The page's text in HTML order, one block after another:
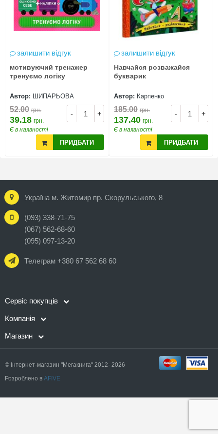
залишити відгук
мотивуючий тренажер
тренуємо логіку
Автор: ШИПАРЬОВА
- +
52.00 грн.
39.18 грн.
Є в наявності
ПРИДБАТИ
залишити відгук
Навчайся розважайся
букварик
Автор: Карпенко
- +
185.00 грн.
137.40 грн.
Є в наявності
ПРИДБАТИ
Україна м. Житомир пр. Скорульського, 8
(093) 338-71-75
(067) 562-68-60
(095) 097-13-20
Телеграм +380 67 562 68 60
Сервіс покупців
Компанія
Магазин
© Інтернет-магазин "Мегакнига" 2012- 2026
Розроблено в AFIVE